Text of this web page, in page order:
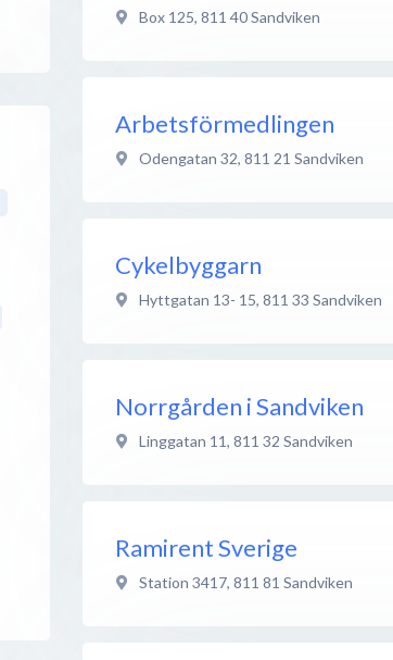
Box 125, 811 40Sandviken
Arbetsförmedlingen
Odengatan 32, 811 21 Sandviken
Cykelbyggarn
Hyttgatan 13- 15, 811 33 Sandviken
Norrgården i Sandviken
Linggatan 11, 811 32 Sandviken
Ramirent Sverige
Station 3417, 811 81 Sandviken